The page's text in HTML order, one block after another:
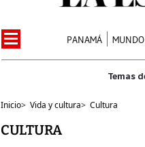
PANAMÁ MUNDO
Inicio> Vida y cultura> Cultura
CULTURA